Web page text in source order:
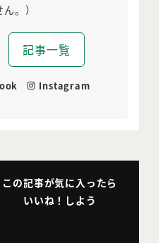
。）
記事一覧
Instagram
この記事が気に入ったら
いいね！しよう